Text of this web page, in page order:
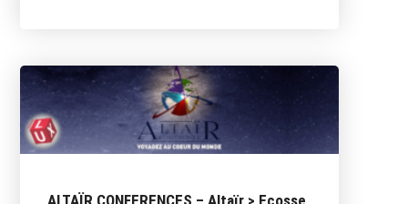
ALTAÏR CONFERENCES – Altaïr > Ecosse